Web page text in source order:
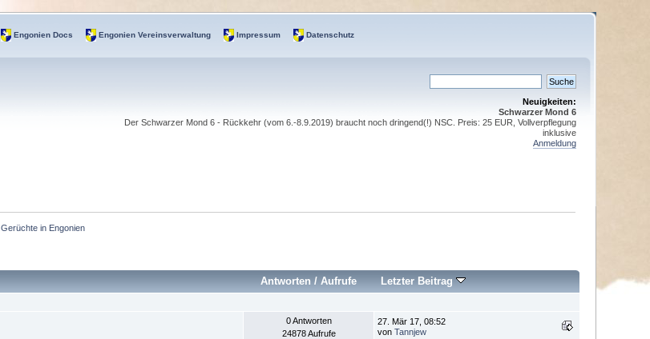
Engonien Docs Engonien Vereinsverwaltung Impressum Datenschutz
Neuigkeiten:
Schwarzer Mond 6
Der Schwarzer Mond 6 - Rückkehr (vom 6.-8.9.2019) braucht noch dringend(!) NSC. Preis: 25 EUR, Vollverpflegung
inklusive
Anmeldung
Gerüchte in Engonien
Antworten/ Aufrufe Letzter Beitrag
0 Antworten
24878 Aufrufe
27. Mär 17, 08:52
vonTannjew